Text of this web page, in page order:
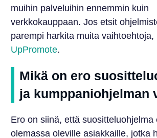
muihin palveluihin ennemmin kuin
verkkokauppaan. Jos etsit
parempi harkita muita vaihtoehtoja,
UpPromote.
Mikä on ero
ja kumppaniohjelman
Ero on siinä, että suositteluohjelma
olemassa oleville asiakkaille, jotka